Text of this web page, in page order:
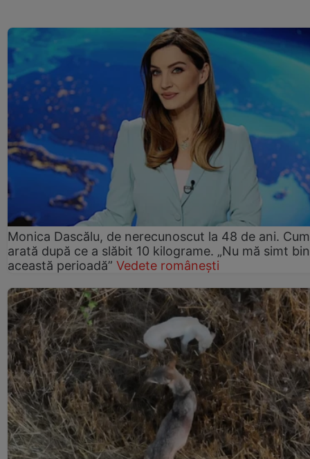
Monica Dascălu, de nerecunoscut la 48 de ani. Cum
arată după ce a slăbit 10 kilograme. „Nu mă simt
această perioadă” Vedete românești